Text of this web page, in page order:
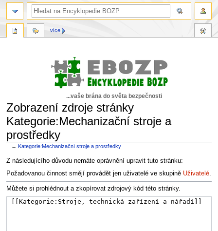
...vaše brána do světa bezpečnosti
Zobrazení zdroje stránky
Kategorie:Mechanizační stroje a
prostředky
← Kategorie:Mechanizační stroje a prostředky
Skočit
na
Skočit
na
Z následujícího důvodu nemáte oprávnění upravit tuto stránku:
Požadovanou činnost smějí provádět jen uživatelé ve skupině Uživatelé.
Můžete si prohlédnout a zkopírovat zdrojový kód této stránky.
více